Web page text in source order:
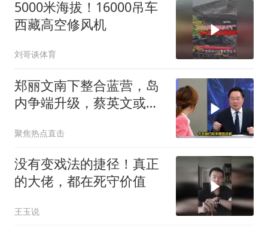
5000米海拔！16000吊车
西藏高空修风机
刘哥谈体育
郑丽文南下整合蓝营，岛
内争端升级，蔡英文或宣
聚焦热点直击
没有变戏法的捷径！真正
的大佬，都在死守价值
王玉说